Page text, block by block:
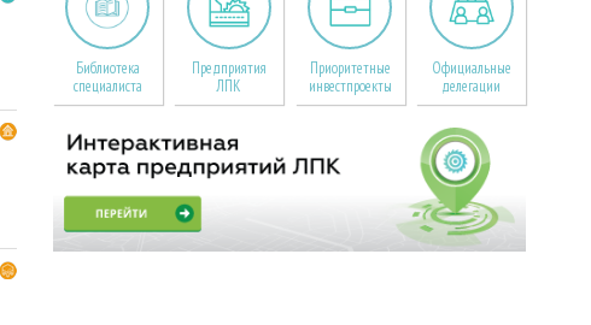
Библиотека
специалиста
Предприятия
ЛПК
Приоритетные
инвестпроекты
Официальные
делегации